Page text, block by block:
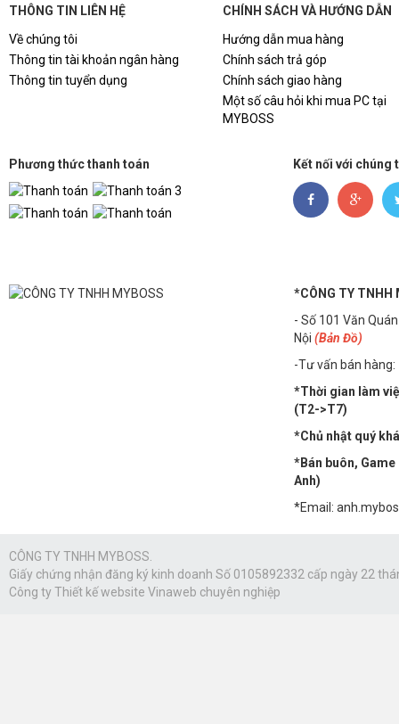
08 Vỏ Case KENOO ESPORT MCK100 -
*QUÝ KHÁCH CHỌN 1 TRONG 2 KM SAU:
GIÁ BÁN:19.550.000đ
*KHUYẾN MẠI 2:
- TẶNG Bàn phím giả cơ DareU LK 145 RGB, TẶNG
*Tổng hợp các câu hỏi khi mua BỘ MÁY TÍNH (PC) tại
THÔNG TIN LIÊN HỆ
Về chúng tôi
Thông tin tài khoản ngân hàng
Thông tin tuyển dụng
CHÍNH SÁCH VÀ HƯỚNG DẪN
Hướng dẫn mua hàng
Chính sách trả góp
Chính sách giao hàng
Một số câu hỏi khi mua PC tại
MYBOSS
Phương thức thanh toán Kết nối với chúng
*CÔNG TY TNHH
- Số 101 Văn
Nội (Bản Đồ)
-Tư vấn bán hàng:
*Thời gian làm
(T2->T7)
*Chủ nhật quý
*Bán buôn, Game
Anh)
*Email:
CÔNG TY TNHH MYBOSS.
Giấy chứng nhận đăng ký kinh doanh Số 0105892332 cấp ngày 22
Công tyThiết kế website Vinaweb chuyên nghiệp